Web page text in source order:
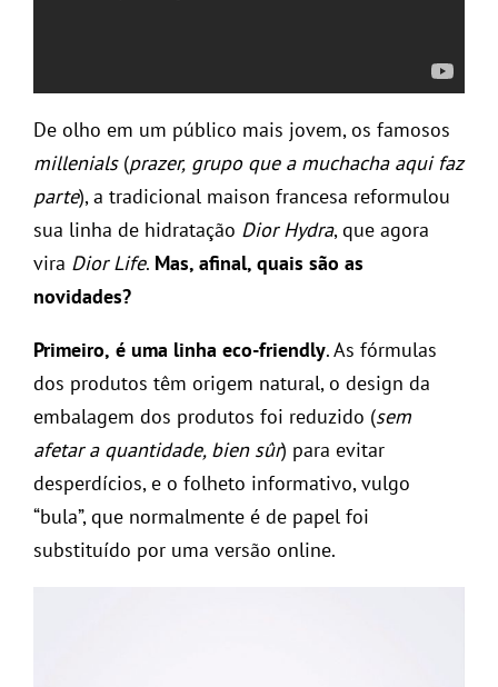
De olho em um público mais jovem, os famosos
millenials(prazer, grupo que a muchacha aqui faz
parte), a tradicional maison francesa reformulou
sua linha de hidratação Dior Hydra, que agora
vira Dior Life. Mas, afinal, quais são as
novidades?
Primeiro, é uma linha eco-friendly. As fórmulas
dos produtos têm origem natural, o design da
embalagem dos produtos foi reduzido (sem
afetar a quantidade, bien sûr) para evitar
desperdícios, e o folheto informativo, vulgo
“bula”, que normalmente é de papel foi
substituído por uma versão online.